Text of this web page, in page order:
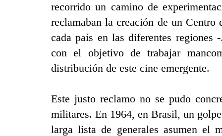
recorrido un camino de
reclamaban la creación de un Centro
cada país en las diferentes
con el objetivo de trabajar
distribución de este cine emergente.
Este justo reclamo no se pudo
militares. En 1964, en Brasil, un
larga lista de generales asumen el